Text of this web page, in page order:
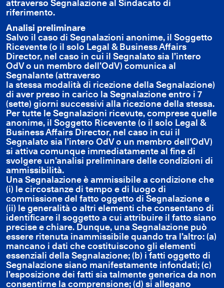
attraverso Segnalazione al Sindacato di
riferimento.
Analisi preliminare
Salvo il caso di Segnalazioni anonime, il Soggetto
Ricevente (o il solo Legal & Business Affairs
Director, nel caso in cui il Segnalato sia l’intero
OdV o un membro dell’OdV) comunica al
Segnalante (attraverso
la stessa modalità di ricezione della Segnalazione)
di aver preso in carico la Segnalazione entro i 7
(sette) giorni successivi alla ricezione della stessa.
Per tutte le Segnalazioni ricevute, comprese quelle
anonime, il Soggetto Ricevente (o il solo Legal &
Business Affairs Director, nel caso in cui il
Segnalato sia l’intero OdV o un membro dell’OdV)
si attiva comunque immediatamente al fine di
svolgere un’analisi preliminare delle condizioni di
ammissibilità.
Una Segnalazione è ammissibile a condizione che
(i) le circostanze di tempo e di luogo di
commissione del fatto oggetto di Segnalazione e
(ii) le generalità o altri elementi che consentano di
identificare il soggetto a cui attribuire il fatto siano
precise e chiare. Dunque, una Segnalazione può
essere ritenuta inammissibile quando tra l’altro: (a)
mancano i dati che costituiscono gli elementi
essenziali della Segnalazione; (b) i fatti oggetto di
Segnalazione siano manifestamente infondati; (c)
l’esposizione dei fatti sia talmente generica da non
consentirne la comprensione; (d) si allegano